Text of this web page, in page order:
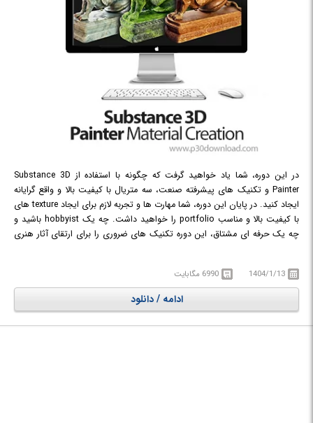
در این دوره، شما یاد خواهید گرفت که چگونه با استفاده از Substance 3D
Painter و تکنیک های پیشرفته صنعت، سه متریال با کیفیت بالا و واقع گرایانه
ایجاد کنید. در پایان این دوره، شما مهارت ها و تجربه لازم برای ایجاد texture های
با کیفیت بالا و مناسب portfolio را خواهید داشت. چه یک hobbyist باشید و
چه یک حرفه ای مشتاق، این دوره تکنیک های ضروری را برای ارتقای آثار هنری
واقع گرایانه در Substance 3D Painter آشنا خواهید شد.
1404/1/13 6990 مگابایت
ادامه / دانلود